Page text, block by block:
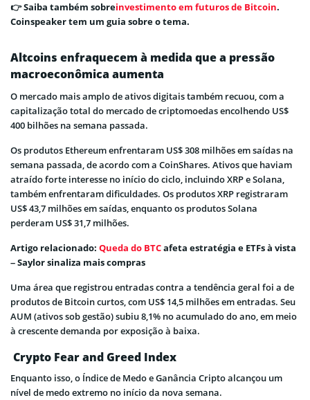
👉 Saiba também sobreinvestimento em futuros de Bitcoin.
Coinspeaker tem um guia sobre o tema.
Altcoins enfraquecem à medida que a pressão
macroeconômica aumenta
O mercado mais amplo de ativos digitais também recuou, com a
capitalização total do mercado de criptomoedas encolhendo US$
400 bilhões na semana passada.
Os produtos Ethereum enfrentaram US$ 308 milhões em saídas na
semana passada, de acordo com a CoinShares. Ativos que haviam
atraído forte interesse no início do ciclo, incluindo XRP e Solana,
também enfrentaram dificuldades. Os produtos XRP registraram
US$ 43,7 milhões em saídas, enquanto os produtos Solana
perderam US$ 31,7 milhões.
Artigo relacionado: Queda do BTCafeta estratégia e ETFs à vista
– Saylor sinaliza mais compras
Uma área que registrou entradas contra a tendência geral foi a de
produtos de Bitcoin curtos, com US$ 14,5 milhões em entradas. Seu
AUM (ativos sob gestão) subiu 8,1% no acumulado do ano, em meio
à crescente demanda por exposição à baixa.
Crypto Fear and Greed Index
Enquanto isso, o Índice de Medo e Ganância Cripto alcançou um
nível de medo extremo no início da nova semana.